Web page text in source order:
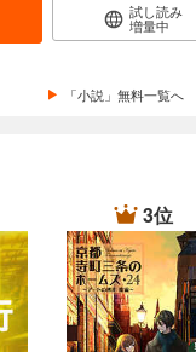
試し読み
増量中
「小説」無料一覧へ
3位